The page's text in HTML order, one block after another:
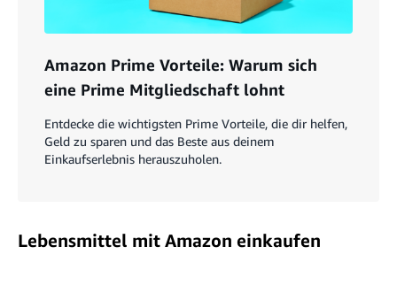
Amazon Prime Vorteile: Warum sich
eine Prime Mitgliedschaft lohnt
Entdecke die wichtigsten Prime Vorteile, die dir helfen,
Geld zu sparen und das Beste aus deinem
Einkaufserlebnis herauszuholen.
Lebensmittel mit Amazon einkaufen